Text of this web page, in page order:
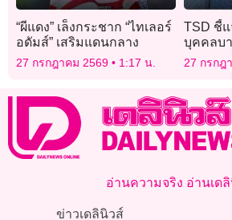
“ผีแดง” เล็งกระชาก “ไทเลอร์
อดัมส์” เสริมแดนกลาง
27 กรกฎาคม 2569 1:17 น.
TSD ชี้
บุคคลบ
27 กรกฎ
อ่านความจริง อ่านเด
ข่าวเดลินิวส์